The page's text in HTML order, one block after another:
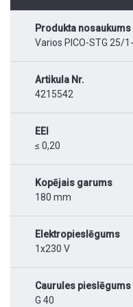
Produkta nosaukums
Varios PICO-STG 25/
Artikula Nr.
4215542
EEI
≤ 0,20
Kopējais garums
180 mm
Elektropieslēgums
1x230 V
Caurules pieslēgums
G 40